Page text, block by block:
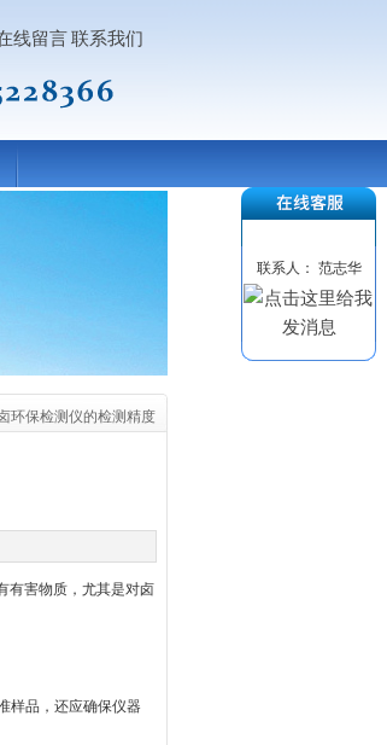
线留言联系我们
环保检测仪的检测精度
有害物质，尤其是对卤
样品，还应确保仪器
联系人： 范志华